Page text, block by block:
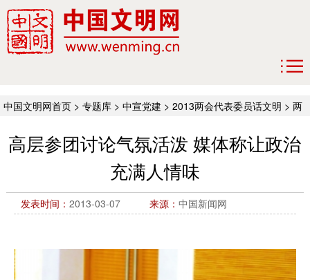
中国文明网首页 > 专题库 > 中宣党建 > 2013两会代表委员话文明 > 两
高层参团讨论气氛活泼 媒体称让政治
充满人情味
发表时间： 2013-03-07 来源： 中国新闻网